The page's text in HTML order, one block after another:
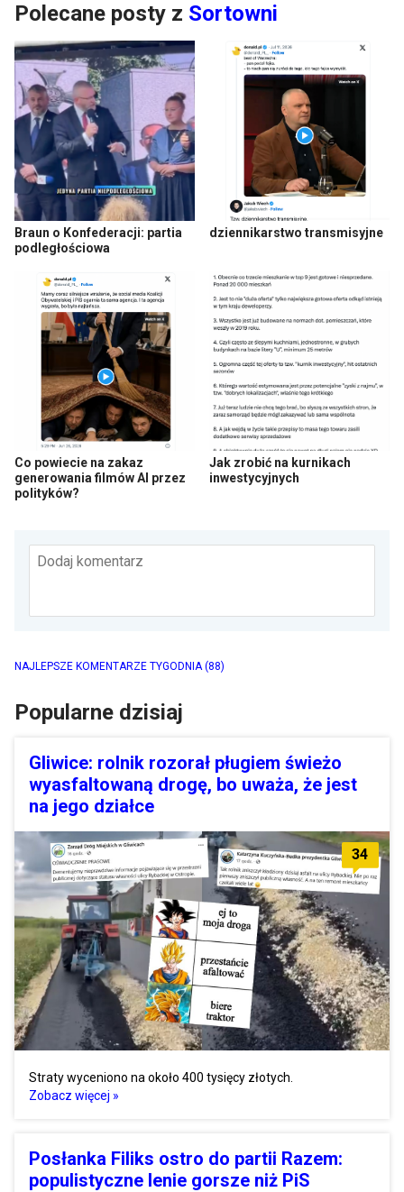
Polecane posty z Sortowni
Braun o Konfederacji: partia
podległościowa
dziennikarstwo transmisyjne
Co powiecie na zakaz
generowania filmów AI przez
polityków?
Jak zrobić na kurnikach
inwestycyjnych
Dodaj komentarz
NAJLEPSZE KOMENTARZE TYGODNIA(88)
Popularne dzisiaj
Gliwice: rolnik rozorał pługiem świeżo
wyasfaltowaną drogę, bo uważa, że jest
na jego działce
34
Straty wyceniono na około 400 tysięcy złotych.
Zobacz więcej »
Posłanka Filiks ostro do partii Razem:
populistyczne lenie gorsze niż PiS